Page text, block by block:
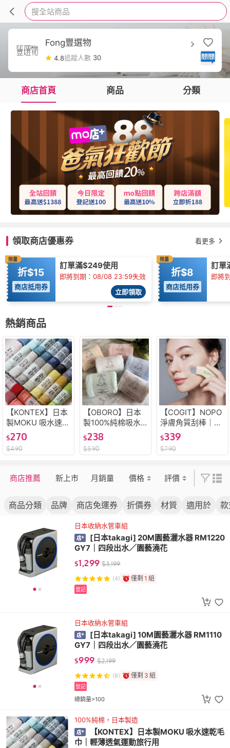
搜全站商品
Fong豐選物
4.8追蹤人數 30
商店首頁 商品 分類
領取商店優惠券 看更多
限量
折$15
商店抵用券
訂單滿$249使用
即將到期：08/08 23:59失效
立即領取
限量
折$8
商店抵用券
訂單
即將
熱銷商品
【KONTEX】日本
製MOKU 吸水速乾
毛巾｜輕薄透氣運
動旅行用
$270
$490
【OBORO】日本
製100%純棉吸水
洗臉毛巾
$238
$590
【COGIT】NOPO
淨膚角質刮棒｜毛
孔粉刺清潔
$339
$790
商店推薦 新上市 月銷量 價格 評價
商品分類 品牌 商店免運券 折價券 材質 適用於
日本收納水管車組
[日本takagi] 20M園藝灑水器 RM1220
GY7｜四段出水／園藝澆花
$1,299 $3,199
(4) 僅剩 1 組
登記
日本收納水管車組
[日本takagi] 10M園藝灑水器 RM1110
GY7｜四段出水／園藝澆花
$999 $2,199
(8) 僅剩 3 組
總銷量>100
登記
100%純棉，日本製造
【KONTEX】日本製MOKU 吸水速乾毛
巾｜輕薄透氣運動旅行用